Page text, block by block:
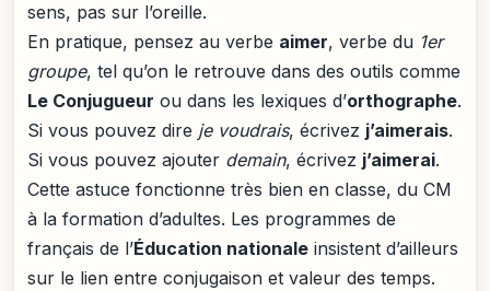
sens, pas sur l’oreille.
En pratique, pensez au verbe aimer, verbe du 1er
groupe, tel qu’on le retrouve dans des outils comme
Le Conjugueur ou dans les lexiques d’orthographe.
Si vous pouvez dire je voudrais, écrivez j’aimerais.
Si vous pouvez ajouter demain, écrivez j’aimerai.
Cette astuce fonctionne très bien en classe, du CM
à la formation d’adultes. Les programmes de
français de l’Éducation nationale insistent d’ailleurs
sur le lien entre conjugaison et valeur des temps.